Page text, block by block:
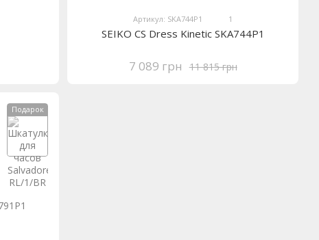
Артикул: SKA744P1 1
SEIKO CS Dress Kinetic SKA744P1
11 815 грн
7 089 грн
Подарок